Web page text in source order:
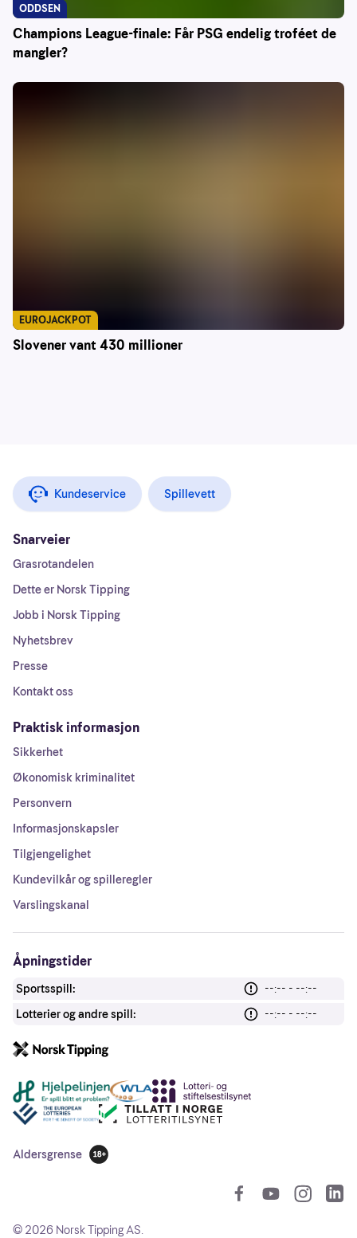
Champions League-finale: Får PSG endelig troféet de
mangler?
ODDSEN
Slovener vant 430 millioner
EUROJACKPOT
Kundeservice Spillevett
Snarveier
Grasrotandelen
Dette er Norsk Tipping
Jobb i Norsk Tipping
Nyhetsbrev
Presse
Kontakt oss
Praktisk informasjon
Sikkerhet
Økonomisk kriminalitet
Personvern
Informasjonskapsler
Tilgjengelighet
Kundevilkår og spilleregler
Varslingskanal
Åpningstider
Sportsspill:
--:-- - --:--
Lotterier og andre spill:
--:-- - --:--
Andre lenker
Aldersgrense
18 år
© 2026 Norsk Tipping AS.